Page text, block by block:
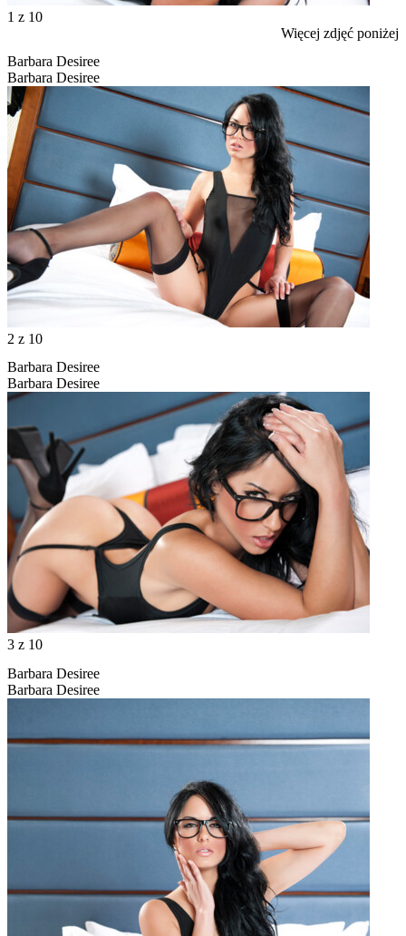
1 z 10
Więcej zdjęć poniżej
Barbara Desiree
Barbara Desiree
2 z 10
Barbara Desiree
Barbara Desiree
3 z 10
Barbara Desiree
Barbara Desiree